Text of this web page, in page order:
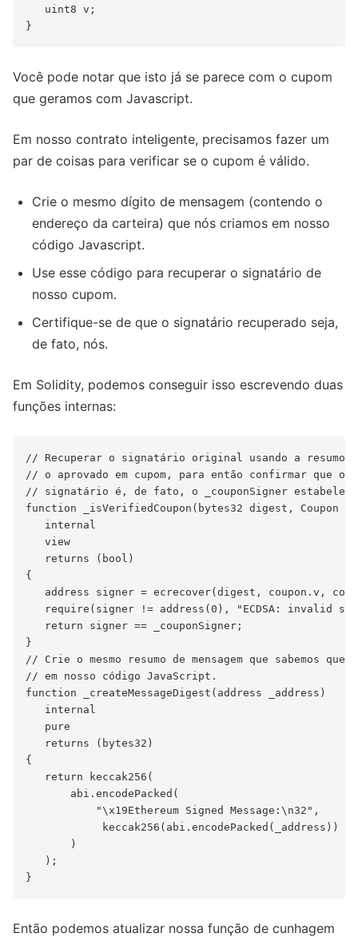
   uint8 v;
Você pode notar que isto já se parece com o cupom
que geramos com Javascript.
Em nosso contrato inteligente, precisamos fazer um
par de coisas para verificar se o cupom é válido.
Crie o mesmo dígito de mensagem (contendo o
endereço da carteira) que nós criamos em nosso
código Javascript.
Use esse código para recuperar o signatário de
nosso cupom.
Certifique-se de que o signatário recuperado seja,
de fato, nós.
Em Solidity, podemos conseguir isso escrevendo duas
funções internas:
// Recuperar o signatário original usando a resumo da
// o aprovado em cupom, para então confirmar que o
// signatário é, de fato, o _couponSigner
function _isVerifiedCoupon(bytes32 digest, Coupon
   internal
   view
   returns (bool)
{
address signer = ecrecover(digest, coupon.v,
require(signer != address(0), "ECDSA: invalid
   return signer == _couponSigner;
}
// Crie o mesmo resumo de mensagem que sabemos
// em nosso código JavaScript.
function _createMessageDigest(address _address)
   internal
   pure
   returns (bytes32)
{
   return keccak256(
       abi.encodePacked(
           "\x19Ethereum Signed Message:\n32",
            keccak256(abi.encodePacked(_address))
       )
   );
Então podemos atualizar nossa função de cunhagem